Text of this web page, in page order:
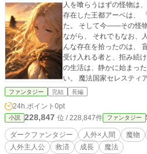
人を喰らうはずの怪物は、な
存在した王都アーベは、
た。 そして今――その怪物は、生きている。 人の記憶を失い
ながら、 それでもなお、
んな存在を拾ったのは、
受け入れる者と、拒み続
の生活は、静かに始まった。 だが、その均衡は長くは続
い。 魔法国家セレスティア王国は、 「人喰い」を執拗に追っ
ていた。 そして―― 怪物は、再び選ばされる。 喰らうか。
ファンタジー 完結 長編
24h.ポイント 0pt
小説 228,847 位 / 228,847件 ファンタジー
ダークファンタジー 人外×人間 魔物
人外主人公
救済 成長 魔法